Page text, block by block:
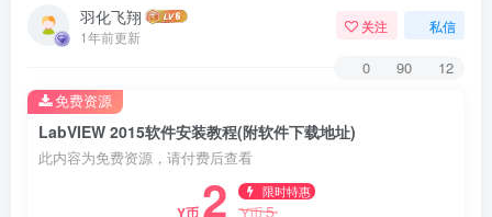
羽化飞翔
1年前更新
关注 私信
0 90 12
LabVIEW 2015软件安装教程(附软件下载地址)
此内容为免费资源，请付费后查看
Y币 2 限时特惠
Y币5
免费资源